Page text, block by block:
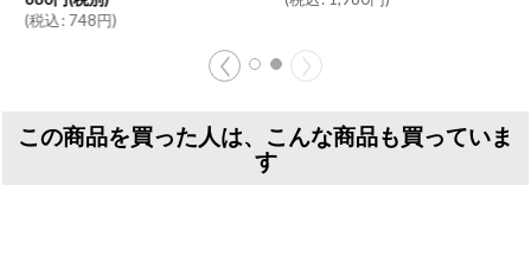
税込:748円)
この商品を買った人は、こんな商品も買っていま
す